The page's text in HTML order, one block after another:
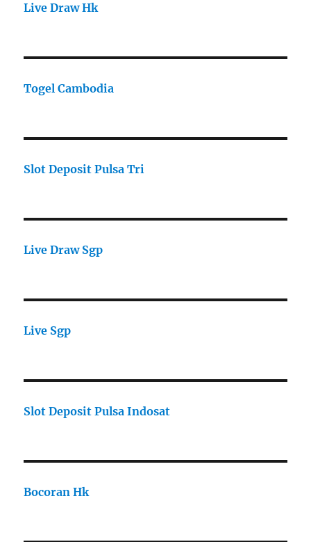
Live Draw Hk
Togel Cambodia
Slot Deposit Pulsa Tri
Live Draw Sgp
Live Sgp
Slot Deposit Pulsa Indosat
Bocoran Hk